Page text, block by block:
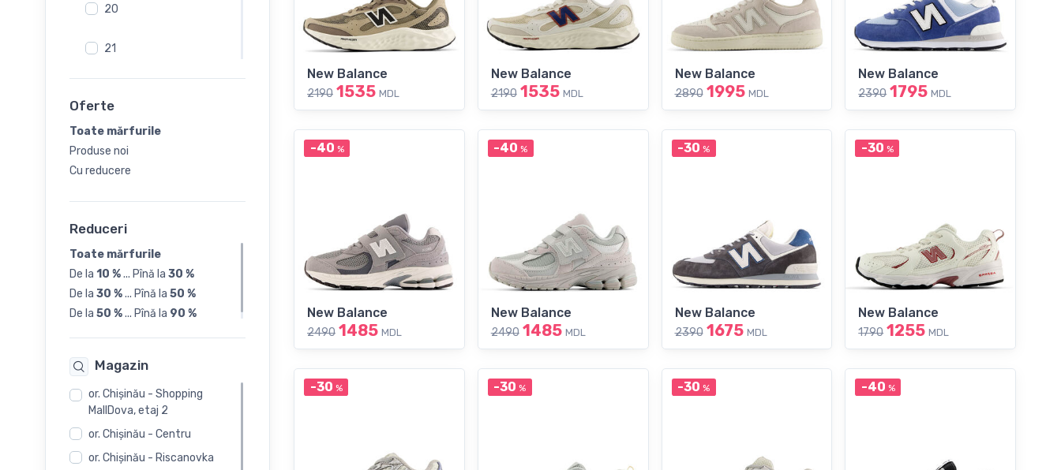
20
21
23
24
25
29
30
Oferte
Toate mărfurile
Produse noi
Cu reducere
Reduceri
Toate mărfurile
De la 10 %... Pînă la 30 %
De la 30 %... Pînă la 50 %
De la 50 %... Pînă la 90 %
Magazin
or. Chişinău - Shopping
MallDova, etaj 2
or. Chişinău - Centru
or. Chişinău - Riscanovka
New Balance
2190 1535 MDL
New Balance
2190 1535 MDL
New Balance
2890 1995 MDL
New Balance
2390 1795 MDL
-40 %
New Balance
2490 1485 MDL
-40 %
New Balance
2490 1485 MDL
-30 %
New Balance
2390 1675 MDL
-30 %
New Balance
1790 1255 MDL
-30 % -30 % -30 % -40 %